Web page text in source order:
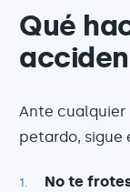
Qué
Ante cualquier
petardo, sigue
No te